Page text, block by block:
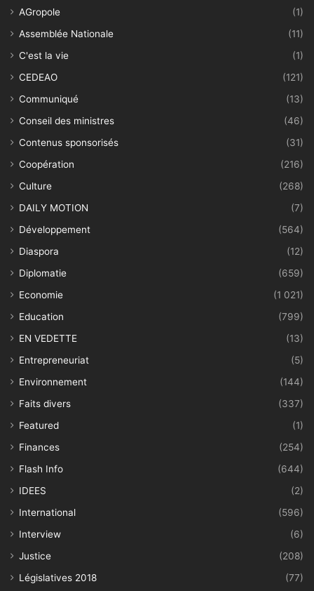
AGropole
(1)
Assemblée Nationale
(11)
C'est la vie
(1)
CEDEAO
(121)
Communiqué
(13)
Conseil des ministres
(46)
Contenus sponsorisés
(31)
Coopération
(216)
Culture
(268)
DAILY MOTION
(7)
Développement
(564)
Diaspora
(12)
Diplomatie
(659)
Economie
(1 021)
Education
(799)
EN VEDETTE
(13)
Entrepreneuriat
(5)
Environnement
(144)
Faits divers
(337)
Featured
(1)
Finances
(254)
Flash Info
(644)
IDEES
(2)
International
(596)
Interview
(6)
Justice
(208)
Législatives 2018
(77)